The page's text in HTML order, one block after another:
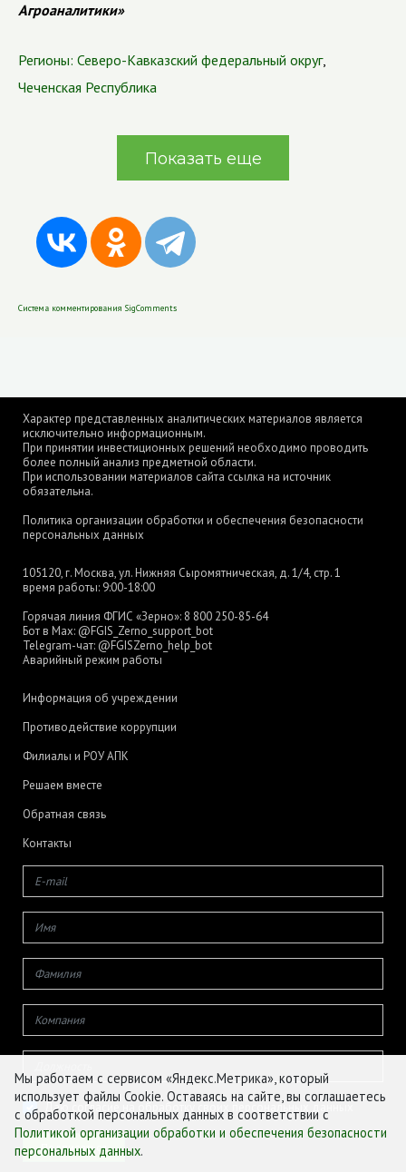
Агроаналитики»
Регионы: Северо-Кавказский федеральный округ,
Чеченская Республика
Показать еще
Система комментирования SigComments
Характер представленных аналитических материалов является
исключительно информационным.
При принятии инвестиционных решений необходимо проводить
более полный анализ предметной области.
При использовании материалов сайта ссылка на источник
обязательна.
Политика организации обработки и обеспечения безопасности
персональных данных
105120, г. Москва, ул. Нижняя Сыромятническая, д. 1/4, стр. 1
время работы: 9:00-18:00
Горячая линия ФГИС «Зерно»: 8 800 250-85-64
Бот в Max: @FGIS_Zerno_support_bot
Telegram-чат: @FGISZerno_help_bot
Аварийный режим работы
Информация об учреждении
Противодействие коррупции
Филиалы и РОУ АПК
Решаем вместе
Обратная связь
Контакты
Даю согласие на обработку своих персональных данных
Мы работаем с сервисом «Яндекс.Метрика», который
использует файлы Cookie. Оставаясь на сайте, вы соглашаетесь
с обработкой персональных данных в соответствии с
Политикой организации обработки и обеспечения безопасности
персональных данных.